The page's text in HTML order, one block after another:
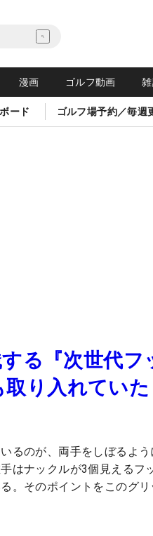
漫画 ゴルフ動画
ード ゴルフ場予約／毎週
る『次世代フ
り入れていた
るのが、両手をしぼるよう
はナックルが3個見えるフ
。そのポイントをこのグ